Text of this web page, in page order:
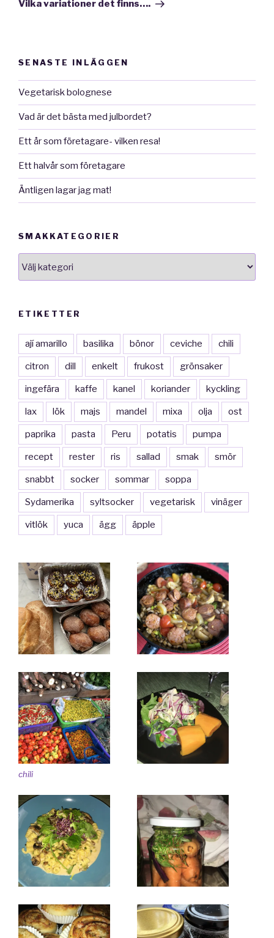
Vilka variationer det finns….
SENASTE INLÄGGEN
Vegetarisk bolognese
Vad är det bästa med julbordet?
Ett år som företagare- vilken resa!
Ett halvår som företagare
Äntligen lagar jag mat!
SMAKKATEGORIER
ETIKETTER
ají amarillo basilika bönor ceviche chili
citron dill enkelt frukost grönsaker
ingefära kaffe kanel koriander kyckling
lax lök majs mandel mixa olja ost
paprika pasta Peru potatis pumpa
recept rester ris sallad smak smör
snabbt socker sommar soppa
Sydamerika syltsocker vegetarisk vinäger
vitlök yuca ägg äpple
chili